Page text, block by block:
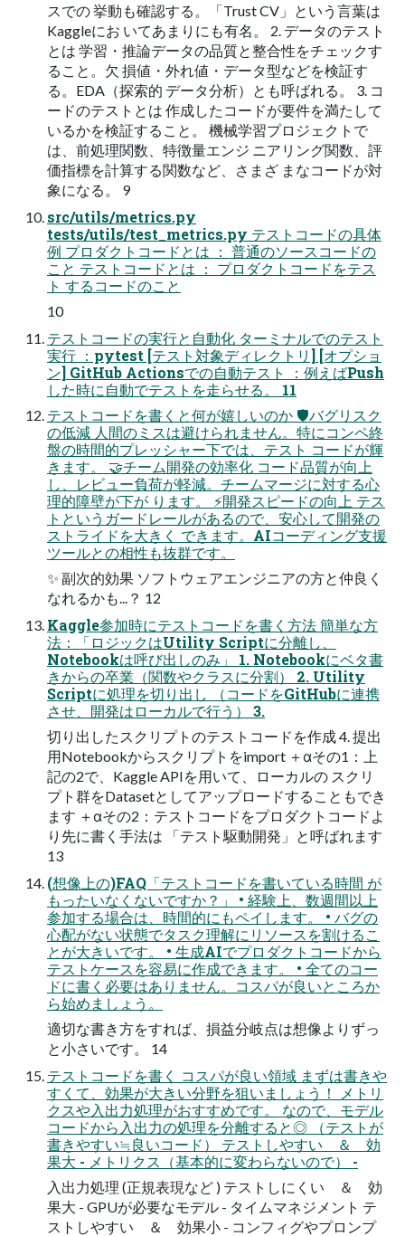
スでの 挙動も確認する。「Trust CV」という言葉は
Kaggleにお いてあまりにも有名。 2. データのテスト
とは 学習・推論データの品質と整合性をチェックす
ること。欠 損値・外れ値・データ型などを検証す
る。EDA（探索的 データ分析）とも呼ばれる。 3. コ
ードのテストとは 作成したコードが要件を満たして
いるかを検証すること。 機械学習プロジェクトで
は、前処理関数、特徴量エンジ ニアリング関数、評
価指標を計算する関数など、さまざ まなコードが対
象になる。 9
src/utils/metrics.py
tests/utils/test_metrics.py テストコードの具体
例 プロダクトコードとは ： 普通のソースコードの
こと テストコードとは ： プロダクトコードをテス
ト するコードのこと
10
テストコードの実行と自動化 ターミナルでのテスト
実行 ：pytest [テスト対象ディレクトリ] [オプショ
ン] GitHub Actionsでの自動テスト ：例えばPush
した時に自動でテストを走らせる。 11
テストコードを書くと何が嬉しいのか 🛡バグリスク
の低減 人間のミスは避けられません。特にコンペ終
盤の時間的プレッシャー下では、テスト コードが輝
きます。 🤝チーム開発の効率化 コード品質が向上
し、レビュー負荷が軽減。チームマージに対する心
理的障壁が下が ります。 ⚡開発スピードの向上 テス
トというガードレールがあるので、安心して開発の
ストライドを大きく できます。AIコーディング支援
ツールとの相性も抜群です。
✨ 副次的効果 ソフトウェアエンジニアの方と仲良く
なれるかも...？ 12
Kaggle参加時にテストコードを書く方法 簡単な方
法：「ロジックはUtility Scriptに分離し、
Notebookは呼び出しのみ」 1. Notebookにベタ書
きからの卒業（関数やクラスに分割） 2. Utility
Scriptに処理を切り出し （コードをGitHubに連携
させ、開発はローカルで行う） 3.
切り出したスクリプトのテストコードを作成 4. 提出
用Notebookからスクリプトをimport ＋αその1：上
記の2で、Kaggle APIを用いて、ローカルの スクリ
プト群をDatasetとしてアップロードすることもでき
ます ＋αその2：テストコードをプロダクトコードよ
り先に書く手法は 「テスト駆動開発」と呼ばれます
13
(想像上の)FAQ「テストコードを書いている時間 が
もったいなくないですか？」 • 経験上、数週間以上
参加する場合は、時間的にもペイします。 • バグの
心配がない状態でタスク理解にリソースを割けるこ
とが大きいです。 • 生成AIでプロダクトコードから
テストケースを容易に作成できます。 • 全てのコー
ドに書く必要はありません。コスパが良いところか
ら始めましょう。
適切な書き方をすれば、損益分岐点は想像よりずっ
と小さいです。 14
テストコードを書く コスパが良い領域 まずは書きや
すくて、効果が大きい分野を狙いましょう！ メトリ
クスや入出力処理がおすすめです。 なので、モデル
コードから入出力の処理を分離すると◎ （テストが
書きやすい≒良いコード） テストしやすい ＆ 効
果大 - メトリクス（基本的に変わらないので） -
入出力処理 (正規表現など ) テストしにくい ＆ 効
果大 - GPUが必要なモデル - タイムマネジメント テ
ストしやすい ＆ 効果小 - コンフィグやプロンプ